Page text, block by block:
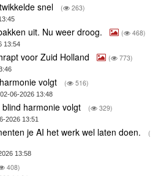
snel ( 263)
uit. Nu weer droog. ( 468)
13:54
voor Zuid Holland ( 773)
volgt ( 516)
06-2026 13:48
harmonie volgt ( 329)
2026 13:51
je AI het werk wel laten doen.
(
13:58
408)